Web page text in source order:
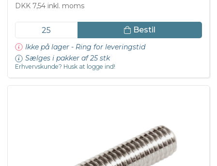
DKK 7,54 inkl. moms
Bestil
Ikke på lager - Ring for leveringstid
Sælges i pakker af 25 stk
Erhvervskunde? Husk at logge ind!